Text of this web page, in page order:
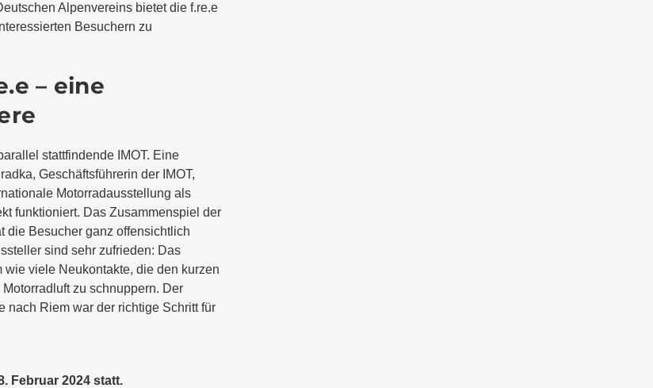
Alpenvereins bietet die f.re.e
Besuchern zu
– eine
stattfindende IMOT. Eine
Geschäftsführerin der IMOT,
Motorradausstellung als
funktioniert. Das Zusammenspiel der
die Besucher ganz offensichtlich
sind sehr zufrieden: Das
viele Neukontakte, die den kurzen
zu schnuppern. Der
nach Riem war der richtige Schritt für
Februar 2024 statt.